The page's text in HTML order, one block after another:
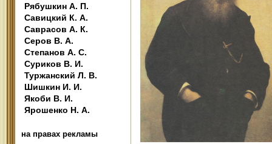
Рябушкин А. П.
Савицкий К. А.
Саврасов А. К.
Серов В. А.
Степанов А. С.
Суриков В. И.
Туржанский Л. В.
Шишкин И. И.
Якоби В. И.
Ярошенко Н. А.
на правах рекламы